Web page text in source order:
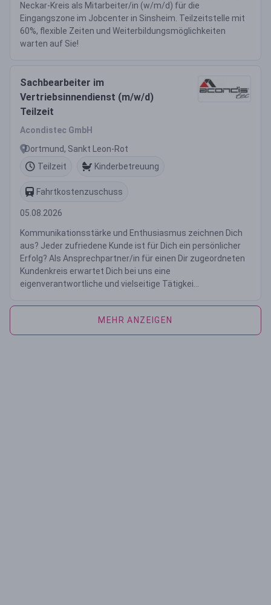
Neckar-Kreis als Mitarbeiter/in (w/m/d) für die
Eingangszone im Jobcenter in Sinsheim. Teilzeitstelle mit
60%, flexible Zeiten und Weiterbildungsmöglichkeiten
warten auf Sie!
Sachbearbeiter im
Vertriebsinnendienst (m/w/d)
Teilzeit
Acondistec GmbH
Dortmund, Sankt Leon-Rot
Teilzeit
Kinderbetreuung
Fahrtkostenzuschuss
05.08.2026
Kommunikationsstärke und Enthusiasmus zeichnen Dich
aus? Jeder zufriedene Kunde ist für Dich ein persönlicher
Erfolg? Als Ansprechpartner/in für einen Dir zugeordneten
Kundenkreis erwartet Dich bei uns eine
eigenverantwortliche und vielseitige Tätigkei...
MEHR ANZEIGEN